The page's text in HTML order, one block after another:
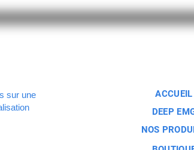
sur une
ACCUEIL
DEEP
NOS